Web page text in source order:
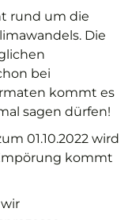
rund um die
Die
bei
kommt es
sagen dürfen!
01.10.2022 wird
kommt